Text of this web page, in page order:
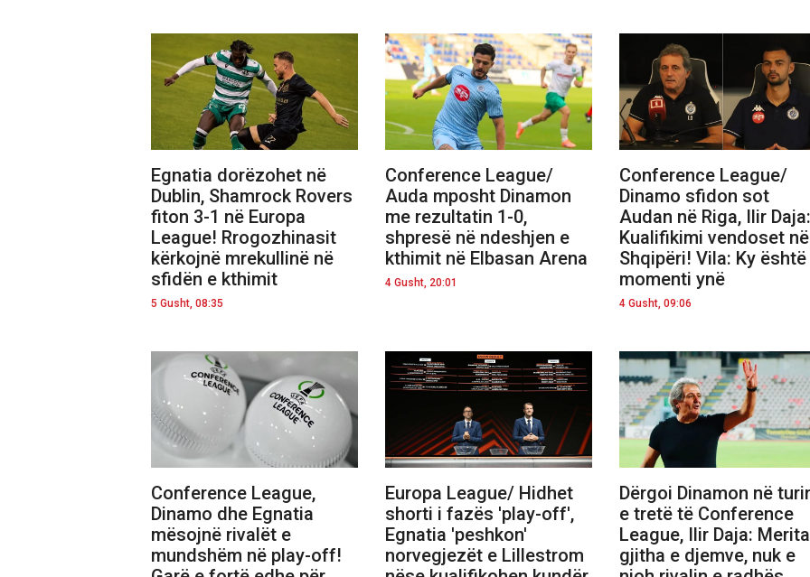
Egnatia dorëzohet në
Dublin, Shamrock Rovers
fiton 3-1 në Europa
League! Rrogozhinasit
kërkojnë mrekullinë në
sfidën e kthimit
5 Gusht, 08:35
Conference League/
Auda mposht Dinamon
me rezultatin 1-0,
shpresë në ndeshjen e
kthimit në Elbasan Arena
4 Gusht, 20:01
Conference League/
Dinamo sfidon sot
Audan në Riga, Ilir Daja:
Kualifikimi vendoset në
Shqipëri! Vila: Ky është
momenti ynë
4 Gusht, 09:06
Conference League,
Dinamo dhe Egnatia
mësojnë rivalët e
mundshëm në play-off!
Europa League/ Hidhet
shorti i fazës 'play-off',
Egnatia 'peshkon'
norvegjezët e Lillestrom
Dërgoi Dinamon në
e tretë të Conference
League, Ilir Daja:
gjitha e djemve, nuk e